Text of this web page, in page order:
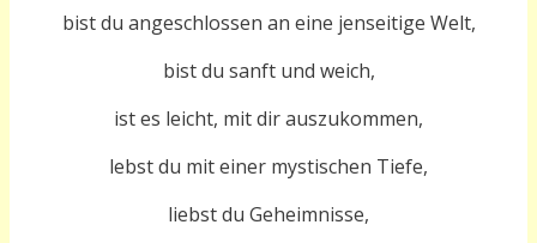
bist du angeschlossen an eine jenseitige Welt,
bist du sanft und weich,
ist es leicht, mit dir auszukommen,
lebst du mit einer mystischen Tiefe,
liebst du Geheimnisse,